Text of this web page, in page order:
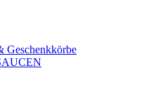
Geschenkkörbe